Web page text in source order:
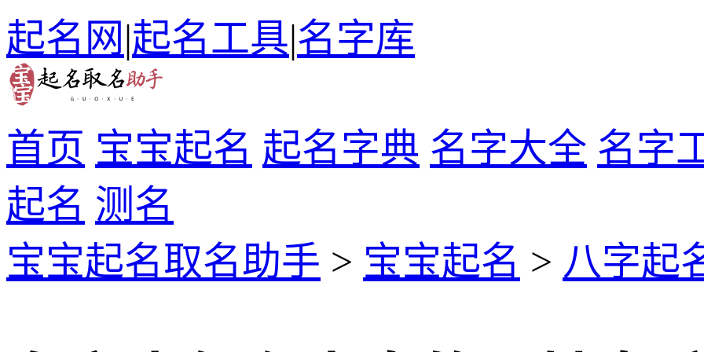
起名网|起名工具|名字库
首页 宝宝起名 起名字典 名字大全 名字
起名 测名
宝宝起名取名助手 > 宝宝起名 > 八字起